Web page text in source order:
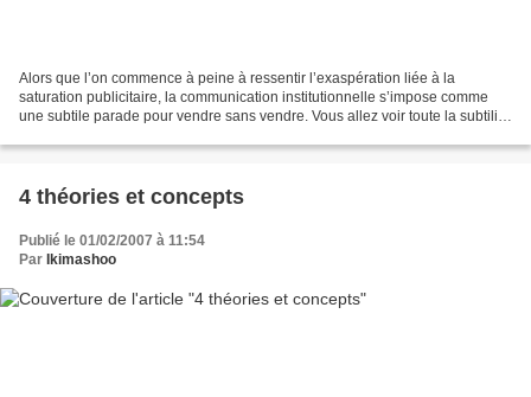
Alors que l’on commence à peine à ressentir l’exaspération liée à la
saturation publicitaire, la communication institutionnelle s’impose comme
une subtile parade pour vendre sans vendre. Vous allez voir toute la subtilité
4 théories et concepts
Publié le 01/02/2007 à 11:54
Par Ikimashoo